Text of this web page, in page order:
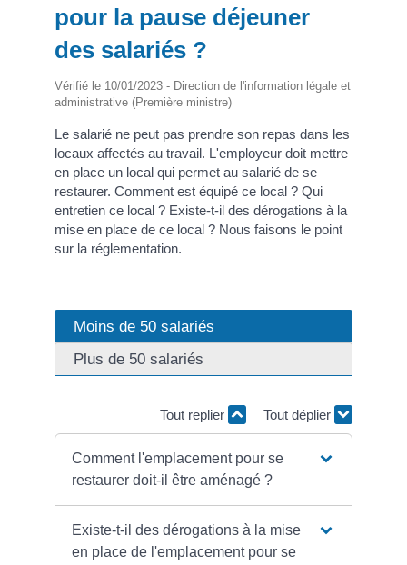
pour la pause déjeuner
des salariés ?
Vérifié le 10/01/2023 - Direction de l'information légale et
administrative (Première ministre)
Le salarié ne peut pas prendre son repas dans les
locaux affectés au travail. L'employeur doit mettre
en place un local qui permet au salarié de se
restaurer. Comment est équipé ce local ? Qui
entretien ce local ? Existe-t-il des dérogations à la
mise en place de ce local ? Nous faisons le point
sur la réglementation.
Moins de 50 salariés
Plus de 50 salariés
Tout replier Tout déplier
Comment l'emplacement pour se
restaurer doit-il être aménagé ?
Existe-t-il des dérogations à la mise
en place de l'emplacement pour se